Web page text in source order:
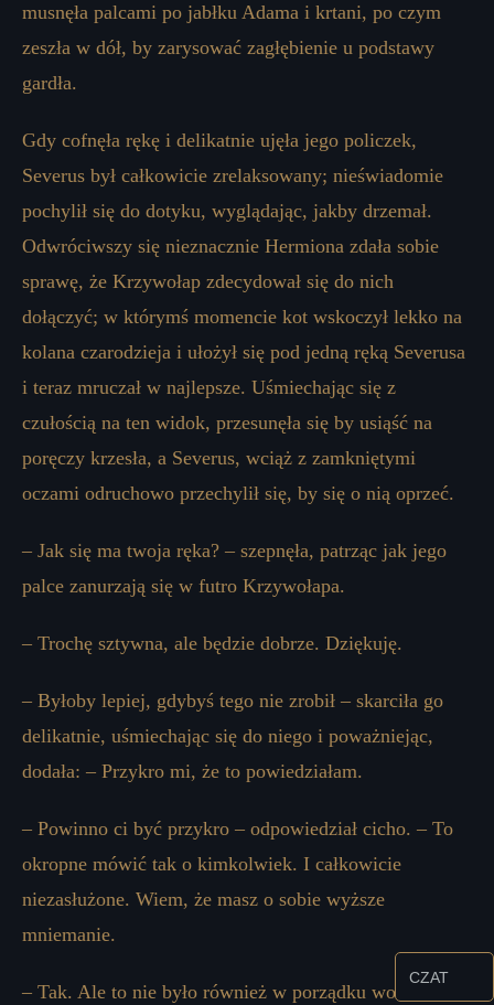
musnęła palcami po jabłku Adama i krtani, po czym
zeszła w dół, by zarysować zagłębienie u podstawy
gardła.
Gdy cofnęła rękę i delikatnie ujęła jego policzek,
Severus był całkowicie zrelaksowany; nieświadomie
pochylił się do dotyku, wyglądając, jakby drzemał.
Odwróciwszy się nieznacznie Hermiona zdała sobie
sprawę, że Krzywołap zdecydował się do nich
dołączyć; w którymś momencie kot wskoczył lekko na
kolana czarodzieja i ułożył się pod jedną ręką Severusa
i teraz mruczał w najlepsze. Uśmiechając się z
czułością na ten widok, przesunęła się by usiąść na
poręczy krzesła, a Severus, wciąż z zamkniętymi
oczami odruchowo przechylił się, by się o nią oprzeć.
– Jak się ma twoja ręka? – szepnęła, patrząc jak jego
palce zanurzają się w futro Krzywołapa.
– Trochę sztywna, ale będzie dobrze. Dziękuję.
– Byłoby lepiej, gdybyś tego nie zrobił – skarciła go
delikatnie, uśmiechając się do niego i poważniejąc,
dodała: – Przykro mi, że to powiedziałam.
– Powinno ci być przykro – odpowiedział cicho. – To
okropne mówić tak o kimkolwiek. I całkowicie
niezasłużone. Wiem, że masz o sobie wyższe
mniemanie.
– Tak. Ale to nie było również w porządku wobec
CZAT